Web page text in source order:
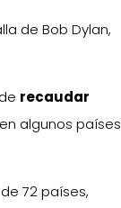
de Bob Dylan,
recaudar
algunos países
72 países,